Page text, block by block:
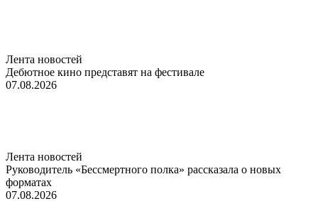
Лента новостей
Дебютное кино представят на фестивале
07.08.2026
Лента новостей
Руководитель «Бессмертного полка» рассказала о новых
форматах
07.08.2026